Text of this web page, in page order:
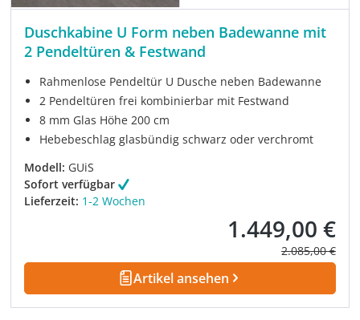
Duschkabine U Form neben Badewanne mit
2 Pendeltüren & Festwand
Rahmenlose Pendeltür U Dusche neben Badewanne
2 Pendeltüren frei kombinierbar mit Festwand
8 mm Glas Höhe 200 cm
Hebebeschlag glasbündig schwarz oder verchromt
Modell: GUiS
Sofort verfügbar
Lieferzeit: 1-2 Wochen
Verkaufspreis:
1.449,00 €
Regulärer
2.085,00 €
Artikel ansehen